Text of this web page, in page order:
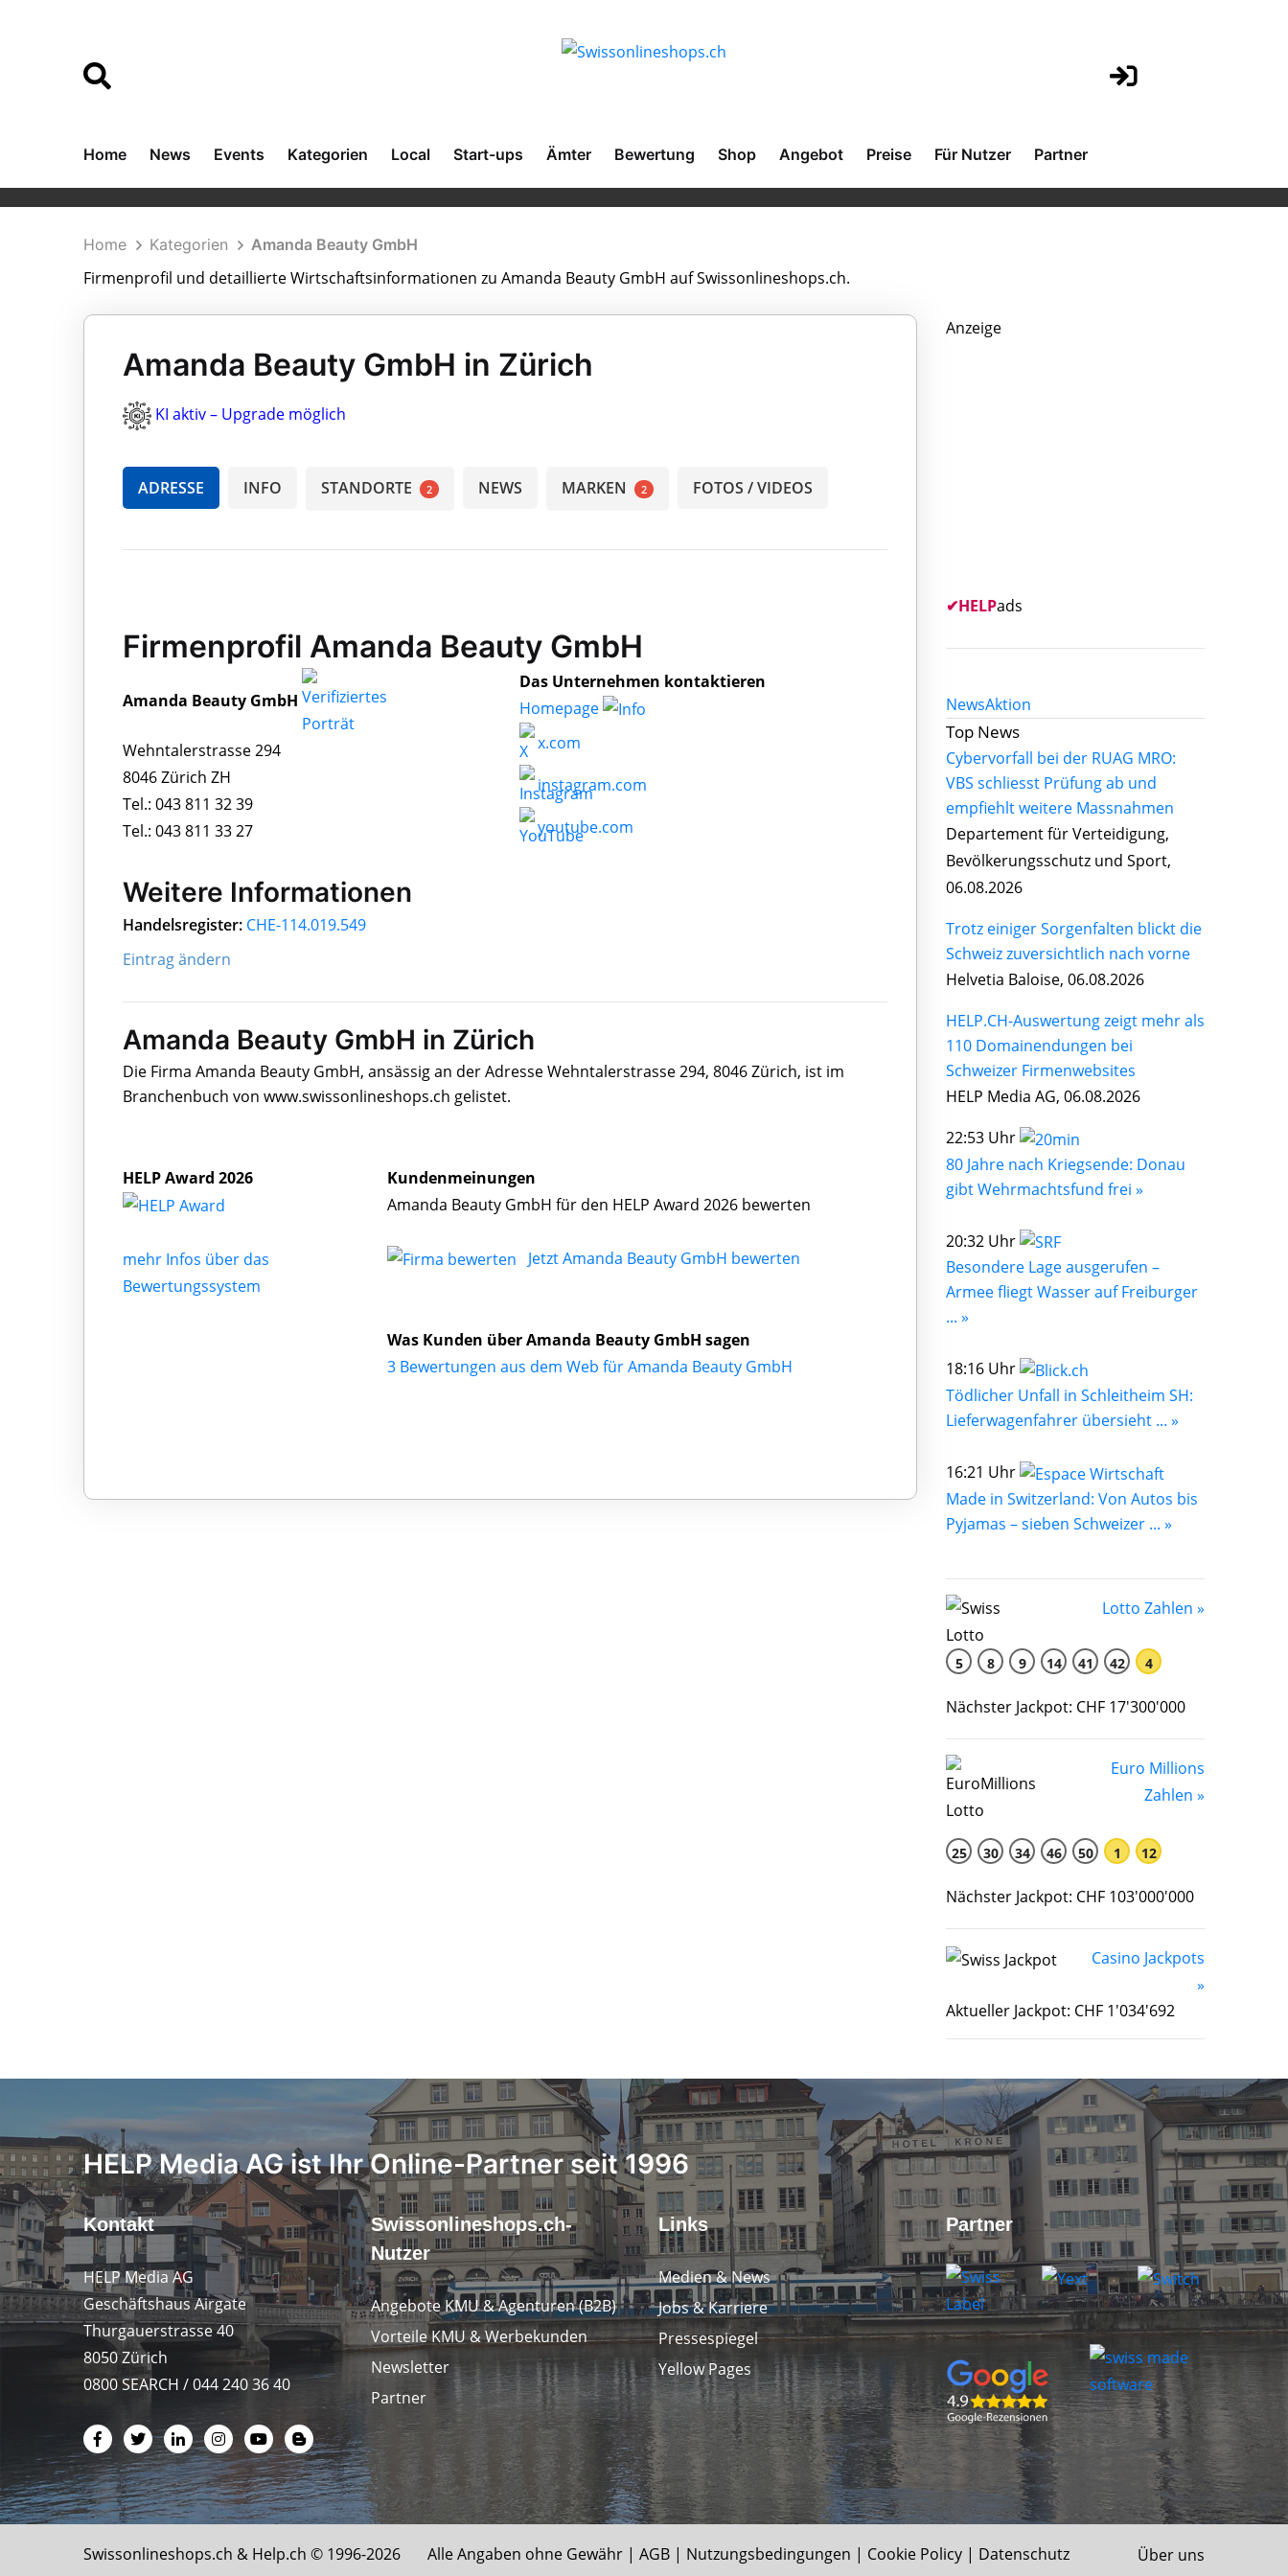
Home News Events Kategorien Local Start-ups Ämter Bewertung Shop Angebot Preise Für Nutzer Partner
Home Kategorien Amanda Beauty GmbH
Firmenprofil und detaillierte Wirtschaftsinformationen zu Amanda Beauty GmbH auf Swissonlineshops.ch.
Amanda Beauty GmbH in Zürich
KI aktiv – Upgrade möglich
ADRESSE INFO STANDORTE 2 NEWS MARKEN 2 FOTOS / VIDEOS
Firmenprofil Amanda Beauty GmbH
Amanda Beauty GmbH
Wehntalerstrasse 294
8046 Zürich ZH
Tel.: 043 811 32 39
Tel.: 043 811 33 27
Das Unternehmen kontaktieren
Homepage
x.com
instagram.com
youtube.com
Weitere Informationen
Handelsregister: CHE-114.019.549
Eintrag ändern
Amanda Beauty GmbH in Zürich
Die Firma Amanda Beauty GmbH, ansässig an der Adresse Wehntalerstrasse 294, 8046 Zürich, ist im
Branchenbuch von www.swissonlineshops.ch gelistet.
HELP Award 2026
mehr Infos über das
Bewertungssystem
Kundenmeinungen
Amanda Beauty GmbH für den HELP Award 2026 bewerten
Jetzt Amanda Beauty GmbH bewerten
Was Kunden über Amanda Beauty GmbH sagen
3 Bewertungen aus dem Web für Amanda Beauty GmbH
Anzeige
✔HELPads
NewsAktion
Top News
Cybervorfall bei der RUAG MRO:
VBS schliesst Prüfung ab und
empfiehlt weitere Massnahmen
Departement für Verteidigung,
Bevölkerungsschutz und Sport,
06.08.2026
Trotz einiger Sorgenfalten blickt die
Schweiz zuversichtlich nach vorne
Helvetia Baloise, 06.08.2026
HELP.CH-Auswertung zeigt mehr als
110 Domainendungen bei
Schweizer Firmenwebsites
HELP Media AG, 06.08.2026
22:53 Uhr
80 Jahre nach Kriegsende: Donau
gibt Wehrmachtsfund frei »
20:32 Uhr
Besondere Lage ausgerufen –
Armee fliegt Wasser auf Freiburger
... »
18:16 Uhr
Tödlicher Unfall in Schleitheim SH:
Lieferwagenfahrer übersieht ... »
16:21 Uhr
Made in Switzerland: Von Autos bis
Pyjamas – sieben Schweizer ... »
Lotto Zahlen »
5 8 9 14 41 42 4
Nächster Jackpot: CHF 17'300'000
Euro Millions
Zahlen »
25 30 34 46 50 1 12
Nächster Jackpot: CHF 103'000'000
Casino Jackpots
»
Aktueller Jackpot: CHF 1'034'692
HELP Media AG ist Ihr Online-Partner seit 1996
Kontakt
HELP Media AG
Geschäftshaus Airgate
Thurgauerstrasse 40
8050 Zürich
0800 SEARCH / 044 240 36 40
Swissonlineshops.ch-
Nutzer
Angebote KMU & Agenturen (B2B)
Vorteile KMU & Werbekunden
Newsletter
Partner
Links
Medien & News
Jobs & Karriere
Pressespiegel
Yellow Pages
Partner
Swissonlineshops.ch & Help.ch © 1996-2026 Alle Angaben ohne Gewähr | AGB | Nutzungsbedingungen | Cookie Policy | Datenschutz Über uns